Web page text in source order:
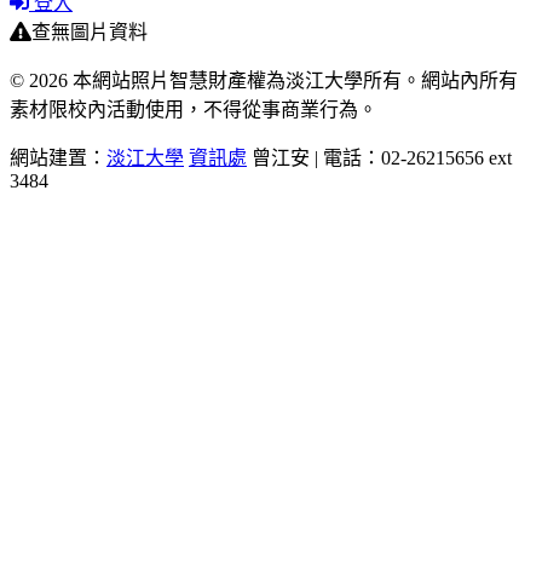
查無圖片資料
© 2026 本網站照片智慧財產權為淡江大學所有。網站內所有
素材限校內活動使用，不得從事商業行為。
網站建置： 淡江大學 資訊處 曾江安 | 電話：02-26215656 ext
3484